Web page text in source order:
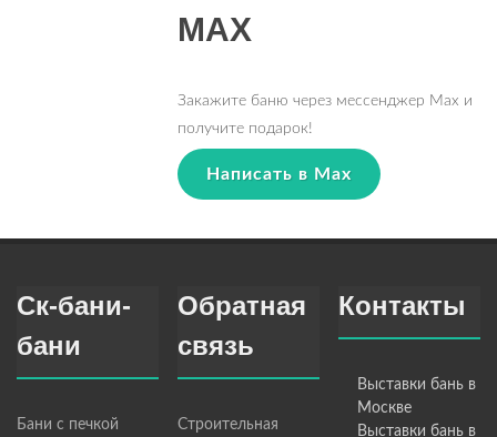
MAX
Закажите баню через мессенджер Max и
получите подарок!
Написать в Max
Ск-бани-
бани
Бани с печкой
Обратная
связь
Строительная
Контакты
Выставки бань в
Москве
Выставки бань в